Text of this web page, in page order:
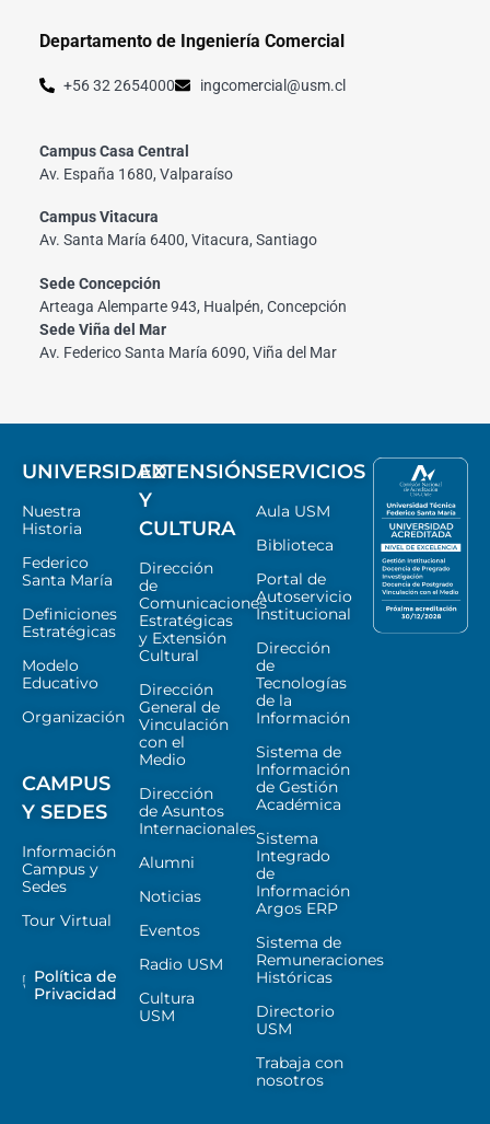
Departamento de Ingeniería Comercial
+56 32 2654000 ingcomercial@usm.cl
Campus Casa Central
Av. España 1680, Valparaíso
Campus Vitacura
Av. Santa María 6400, Vitacura, Santiago
Sede Concepción
Arteaga Alemparte 943, Hualpén, Concepción
Sede Viña del Mar
Av. Federico Santa María 6090, Viña del Mar
UNIVERSIDAD
Nuestra
Historia
Federico
Santa María
Definiciones
Estratégicas
Modelo
Educativo
Organización
CAMPUS
Y SEDES
Información
Campus y
Sedes
Tour Virtual
Política de
Privacidad
EXTENSIÓN
Y
CULTURA
Dirección
de
Comunicaciones
Estratégicas
y Extensión
Cultural
Dirección
General de
Vinculación
con el
Medio
Dirección
de Asuntos
Internacionales
Alumni
Noticias
Eventos
Radio USM
Cultura
USM
SERVICIOS
Aula USM
Biblioteca
Portal de
Autoservicio
Institucional
Dirección
de
Tecnologías
de la
Información
Sistema de
Información
de Gestión
Académica
Sistema
Integrado
de
Información
Argos ERP
Sistema de
Remuneraciones
Históricas
Directorio
USM
Trabaja con
nosotros